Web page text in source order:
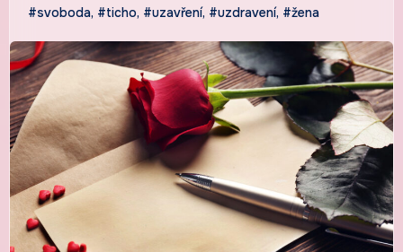
#svoboda, #ticho, #uzavření, #uzdravení, #žena